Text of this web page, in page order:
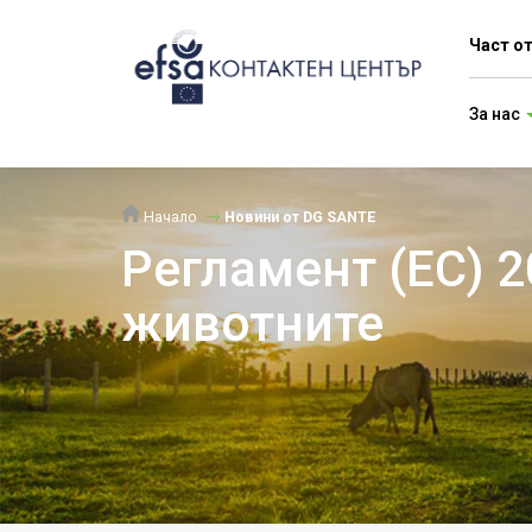
Част от
За нас
Начало Новини от DG SANTE
Регламент (ЕС)
животните